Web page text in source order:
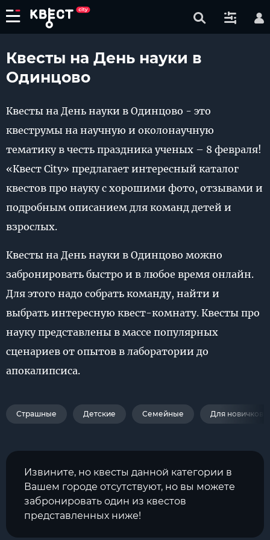
Квесты на День науки в
Одинцово
Квесты на День науки в Одинцово - это
квеструмы на научную и околонаучную
тематику в честь праздника ученых – 8 февраля!
«Квест City» предлагает интересный каталог
квестов про науку с хорошими фото, отзывами и
подробным описанием для команд детей и
взрослых.
Квесты на День науки в Одинцово можно
забронировать быстро и в любое время онлайн.
Для этого надо собрать команду, найти и
выбрать интересную квест-комнату. Квесты про
науку представлены в массе популярных
сценариев от опытов в лаборатории до
апокалипсиса.
Страшные Детские Семейные Для новичков
Извините, но квесты данной категории в
Вашем городе отсутствуют, но вы можете
забронировать один из квестов
представленных ниже!